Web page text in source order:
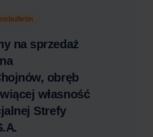
na sprzedaż
obręb
własność
Strefy